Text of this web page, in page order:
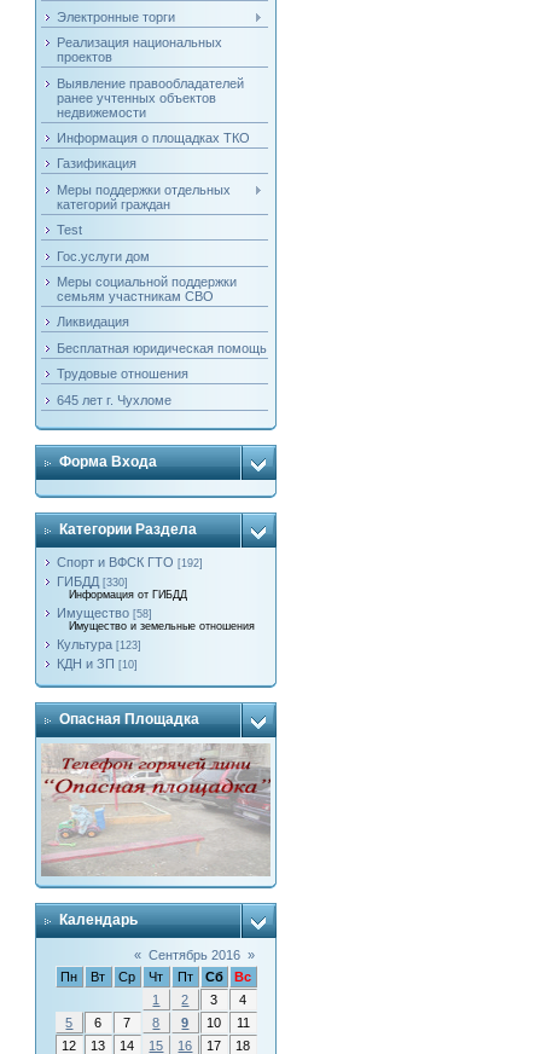
Электронные торги
Реализация национальных
проектов
Выявление правообладателей
ранее учтенных объектов
недвижемости
Информация о площадках ТКО
Газификация
Меры поддержки отдельных
категорий граждан
Test
Гос.услуги дом
Меры социальной поддержки
семьям участникам СВО
Ликвидация
Бесплатная юридическая помощь
Трудовые отношения
645 лет г. Чухломе
Форма Входа
Категории Раздела
Спорт и ВФСК ГТО [192]
ГИБДД [330]
Информация от ГИБДД
Имущество [58]
Имущество и земельные отношения
Культура [123]
КДН и ЗП [10]
Опасная Площадка
Календарь
« Сентябрь 2016 »
Пн
Вт Ср Чт Пт Сб
Вс
1
2 3
4
5
6 7 8 9 10
11
12
13 14 15 16 17
18